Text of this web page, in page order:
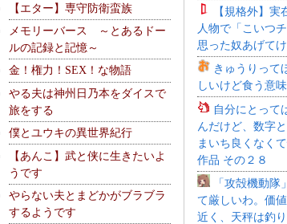
【エター】専守防衛蛮族
メモリーバース ～とあるドー
ルの記録と記憶～
金！権力！SEX！な物語
やる夫は神州日乃本をダイスで
旅をする
僕とユウキの異世界紀行
【あんこ】武と侠に生きたいよ
うです
やらない夫とまどかがブラブラ
するようです
【規格外】実
人物で「こいつ
思った奴あげてけ
きゅうりって
しいけど食う意
自分にとって
んだけど、数字
まいち良くなく
作品 その２８
「攻殻機動隊
て厳しいわ。価
近く、天秤は釣